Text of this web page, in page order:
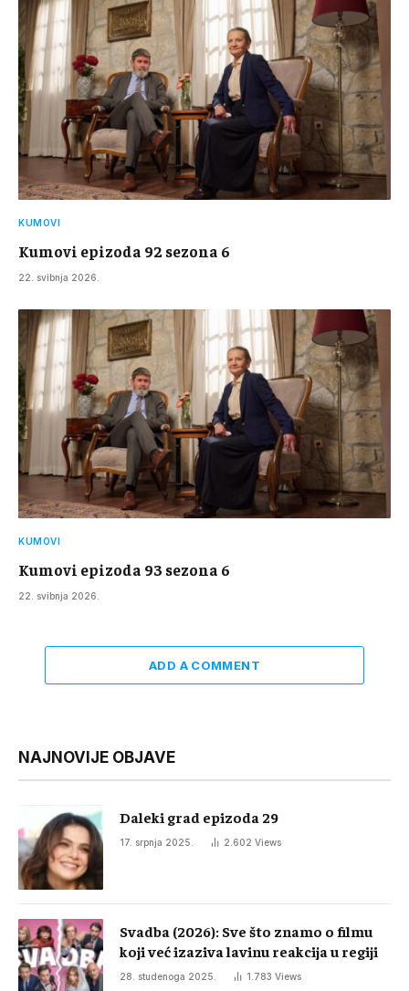
KUMOVI
Kumovi epizoda 92 sezona 6
22. svibnja 2026.
KUMOVI
Kumovi epizoda 93 sezona 6
22. svibnja 2026.
ADD A COMMENT
NAJNOVIJE OBJAVE
Daleki grad epizoda 29
17. srpnja 2025. 2.602 Views
Svadba (2026): Sve što znamo o filmu
koji već izaziva lavinu reakcija u regiji
28. studenoga 2025. 1.783 Views